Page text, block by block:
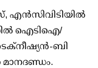
ഐടിഐ/
ബി
മാനദണ്ഡം.